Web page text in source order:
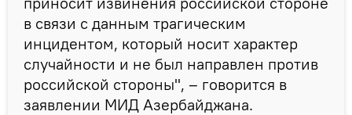
в связи с данным трагическим
инцидентом, который носит характер
случайности и не был направлен против
российской стороны", – говорится в
заявлении МИД Азербайджана.